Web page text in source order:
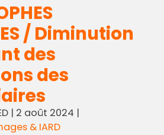
/ Diminution
des
des
| 2 août 2024 |
& IARD